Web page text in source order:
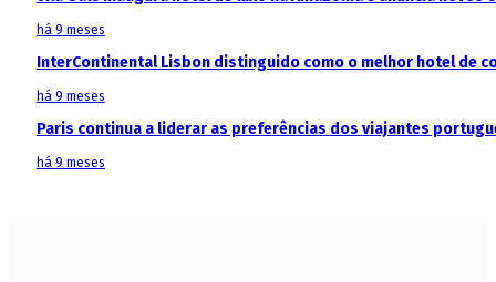
há 9 meses
InterContinental Lisbon distinguido como o melhor hotel de
há 9 meses
Paris continua a liderar as preferências dos viajantes
há 9 meses